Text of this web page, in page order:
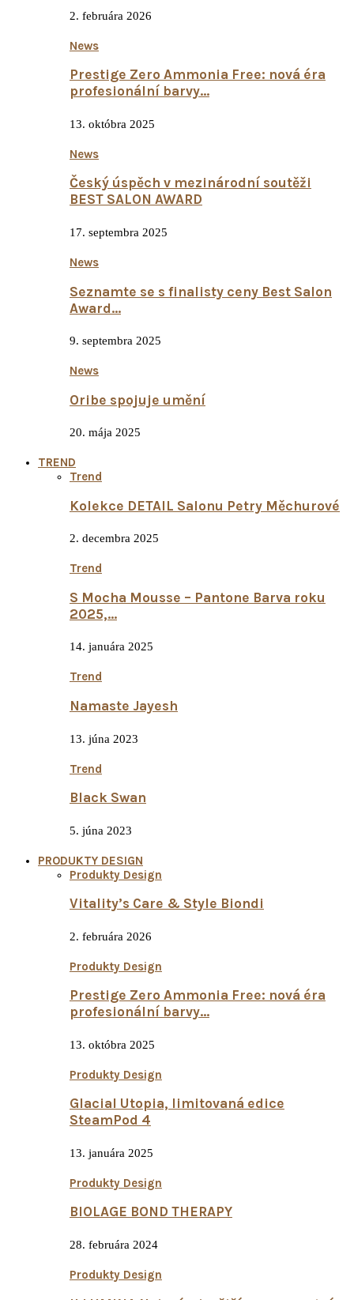
2. februára 2026
News
Prestige Zero Ammonia Free: nová éra
profesionální barvy…
13. októbra 2025
News
Český úspěch v mezinárodní soutěži
BEST SALON AWARD
17. septembra 2025
News
Seznamte se s finalisty ceny Best Salon
Award…
9. septembra 2025
News
Oribe spojuje umění
20. mája 2025
TREND
Trend
Kolekce DETAIL Salonu Petry Měchurové
2. decembra 2025
Trend
S Mocha Mousse – Pantone Barva roku
2025,…
14. januára 2025
Trend
Namaste Jayesh
13. júna 2023
Trend
Black Swan
5. júna 2023
PRODUKTY DESIGN
Produkty Design
Vitality’s Care & Style Biondi
2. februára 2026
Produkty Design
Prestige Zero Ammonia Free: nová éra
profesionální barvy…
13. októbra 2025
Produkty Design
Glacial Utopia, limitovaná edice
SteamPod 4
13. januára 2025
Produkty Design
BIOLAGE BOND THERAPY
28. februára 2024
Produkty Design